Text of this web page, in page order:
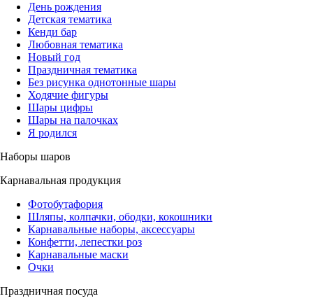
День рождения
Детская тематика
Кенди бар
Любовная тематика
Новый год
Праздничная тематика
Без рисунка однотонные шары
Ходячие фигуры
Шары цифры
Шары на палочках
Я родился
Наборы шаров
Карнавальная продукция
Фотобутафория
Шляпы, колпачки, ободки, кокошники
Карнавальные наборы, аксессуары
Конфетти, лепестки роз
Карнавальные маски
Очки
Праздничная посуда